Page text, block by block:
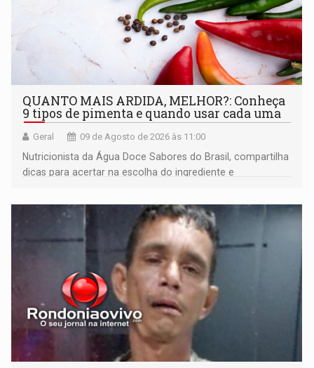
QUANTO MAIS ARDIDA, MELHOR?: Conheça
9 tipos de pimenta e quando usar cada uma
Geral 09 de Agosto de 2026 às 11:00
Nutricionista da Água Doce Sabores do Brasil, compartilha
dicas para acertar na escolha do ingrediente e